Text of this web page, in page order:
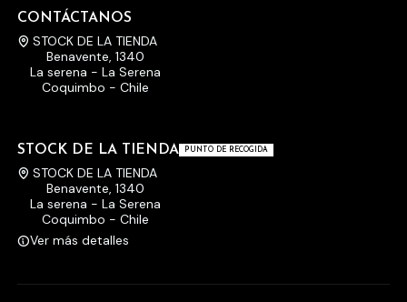
CONTÁCTANOS
STOCK DE LA TIENDA
Benavente, 1340
La serena - La Serena
Coquimbo - Chile
STOCK DE LA TIENDA PUNTO DE RECOGIDA
STOCK DE LA TIENDA
Benavente, 1340
La serena - La Serena
Coquimbo - Chile
Ver más detalles